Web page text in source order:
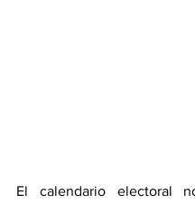
El calendario electoral